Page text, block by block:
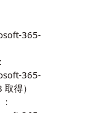
365-
365-
得）
: